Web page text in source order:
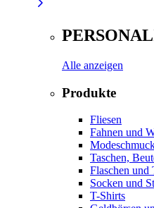
Alle anzeigen
Produkte
Fliesen
Fahnen und
Taschen,
Flaschen und
Socken und
T-Shirts